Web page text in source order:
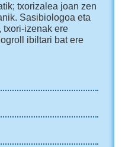
txorizalea joan zen
Sasibiologoa eta
txori-izenak ere
ibiltari bat ere